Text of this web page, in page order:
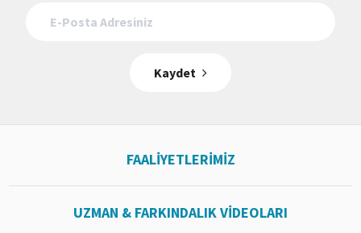
Kaydet
FAALİYETLERİMİZ
UZMAN & FARKINDALIK VİDEOLARI